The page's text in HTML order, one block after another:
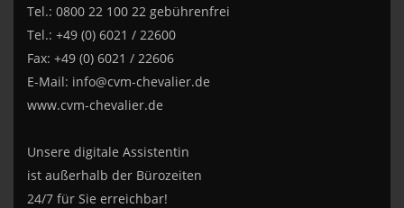
Tel.: 0800 22 100 22 gebührenfrei
Tel.: +49 (0) 6021 / 22600
Fax: +49 (0) 6021 / 22606
E-Mail: info@cvm-chevalier.de
www.cvm-chevalier.de
Unsere digitale Assistentin
ist außerhalb der Bürozeiten
24/7 für Sie erreichbar!